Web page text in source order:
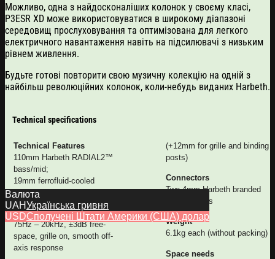
Можливо, одна з найдосконаліших колонок у своєму класі,
P3ESR XD може використовуватися в широкому діапазоні
середовищ прослуховування та оптимізована для легкого
електричного навантаження навіть на підсилювачі з низьким
рівнем живлення.
Будьте готові повторити свою музичну колекцію на одній з
найбільш революційних колонок, коли-небудь виданих Harbeth.
Technical specifications
Technical Features
110mm Harbeth RADIAL2™
bass/mid;
19mm ferrofluid-cooled
tweeter
Frequency response
75Hz – 20kHz, ±3dB free-
space, grille on, smooth off-
axis response
(+12mm for grille and binding
posts)
Connectors
Two 4mm Harbeth branded
binding posts
Weight
6.1kg each (without packing)
Space needs
Валюта
UAHУкраїнська гривня
USDСполучені Штати Америки (США) долар